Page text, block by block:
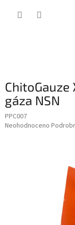
gáza NSN
PPC007
Průměrné
Neohodnoceno